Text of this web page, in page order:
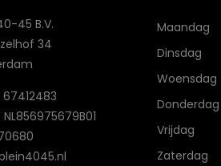
45 B.V.
34
Maandag
Dinsdag
Woensdag
Donderdag
Vrijdag
Zaterdag